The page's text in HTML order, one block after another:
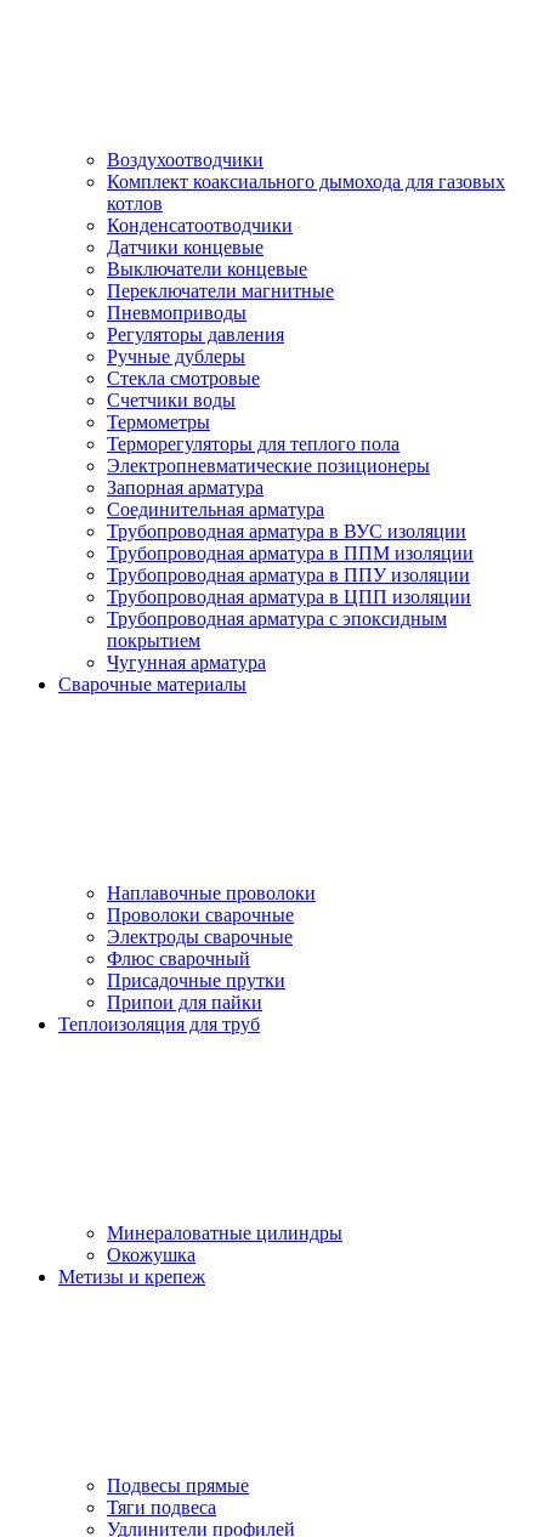
Воздухоотводчики
Комплект коаксиального дымохода для газовых
котлов
Конденсатоотводчики
Датчики концевые
Выключатели концевые
Переключатели магнитные
Пневмоприводы
Регуляторы давления
Ручные дублеры
Стекла смотровые
Счетчики воды
Термометры
Терморегуляторы для теплого пола
Электропневматические позиционеры
Запорная арматура
Соединительная арматура
Трубопроводная арматура в ВУС изоляции
Трубопроводная арматура в ППМ изоляции
Трубопроводная арматура в ППУ изоляции
Трубопроводная арматура в ЦПП изоляции
Трубопроводная арматура с эпоксидным
покрытием
Чугунная арматура
Сварочные материалы
Наплавочные проволоки
Проволоки сварочные
Электроды сварочные
Флюс сварочный
Присадочные прутки
Припои для пайки
Теплоизоляция для труб
Минераловатные цилиндры
Окожушка
Метизы и крепеж
Подвесы прямые
Тяги подвеса
Удлинители профилей